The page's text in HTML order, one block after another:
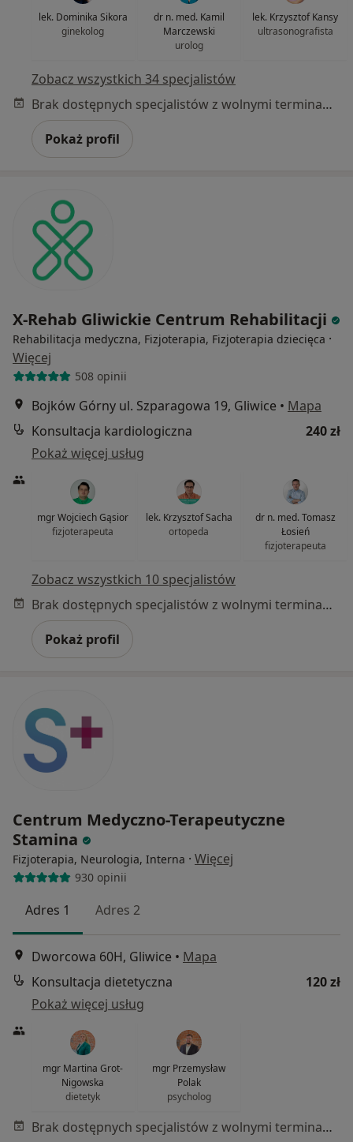
lek. Dominika Sikora
ginekolog
dr n. med. Kamil
Marczewski
urolog
lek. Krzysztof Kansy
ultrasonografista
Zobacz wszystkich 34 specjalistów
Brak dostępnych specjalistów z wolnymi terminami w tym centrum medycznym.
Pokaż profil
X-Rehab Gliwickie Centrum Rehabilitacji
Rehabilitacja medyczna, Fizjoterapia, Fizjoterapia dziecięca ·
Więcej
508 opinii
Bojków Górny ul. Szparagowa 19, Gliwice • Mapa
Konsultacja kardiologiczna
240 zł
Pokaż więcej usług
mgr Wojciech Gąsior
fizjoterapeuta
lek. Krzysztof Sacha
ortopeda
dr n. med. Tomasz
Łosień
fizjoterapeuta
Zobacz wszystkich 10 specjalistów
Brak dostępnych specjalistów z wolnymi terminami w tym centrum medycznym.
Pokaż profil
Centrum Medyczno-Terapeutyczne
Stamina
Fizjoterapia, Neurologia, Interna · Więcej
930 opinii
Adres 1 Adres 2
Dworcowa 60H, Gliwice • Mapa
Konsultacja dietetyczna
120 zł
Pokaż więcej usług
mgr Martina Grot-
Nigowska
dietetyk
mgr Przemysław
Polak
psycholog
Brak dostępnych specjalistów z wolnymi terminami w tym centrum medycznym.